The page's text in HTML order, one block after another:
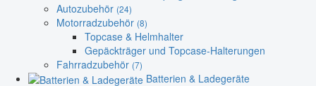
Autozubehör (24)
Motorradzubehör (8)
Topcase & Helmhalter
Gepäckträger und Topcase-Halterungen
Fahrradzubehör (7)
Batterien & Ladegeräte